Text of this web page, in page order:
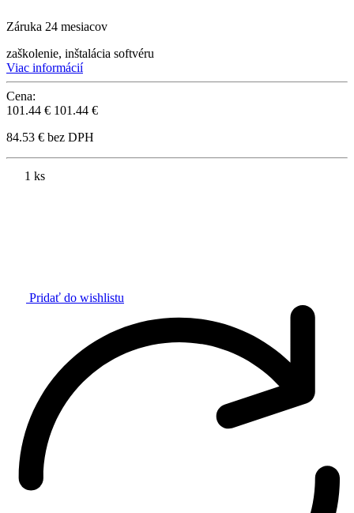
Záruka 24 mesiacov
zaškolenie, inštalácia softvéru
Viac informácií
Cena:
101.44 € 101.44 €
84.53 € bez DPH
1 ks
Pridať do wishlistu